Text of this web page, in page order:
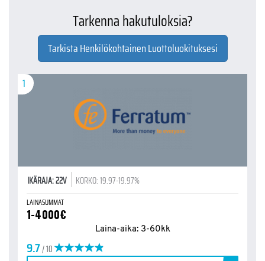
Tarkenna hakutuloksia?
Tarkista Henkilökohtainen Luottoluokituksesi
1
IKÄRAJA: 22V KORKO: 19.97-19.97%
LAINASUMMAT
1-4000€
Laina-aika: 3-60kk
9.7/ 10